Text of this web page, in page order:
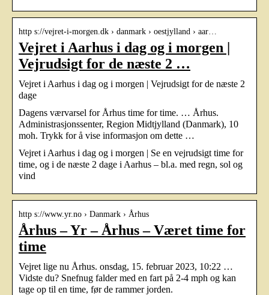
http s://vejret-i-morgen.dk › danmark › oestjylland › aar…
Vejret i Aarhus i dag og i morgen |
Vejrudsigt for de næste 2 …
Vejret i Aarhus i dag og i morgen | Vejrudsigt for de næste 2
dage
Dagens værvarsel for Århus time for time. … Århus.
Administrasjonssenter, Region Midtjylland (Danmark), 10
moh. Trykk for å vise informasjon om dette …
Vejret i Aarhus i dag og i morgen | Se en vejrudsigt time for
time, og i de næste 2 dage i Aarhus – bl.a. med regn, sol og
vind
http s://www.yr.no › Danmark › Århus
Århus – Yr – Århus – Været time for
time
Vejret lige nu Århus. onsdag, 15. februar 2023, 10:22 …
Vidste du? Snefnug falder med en fart på 2-4 mph og kan
tage op til en time, før de rammer jorden.